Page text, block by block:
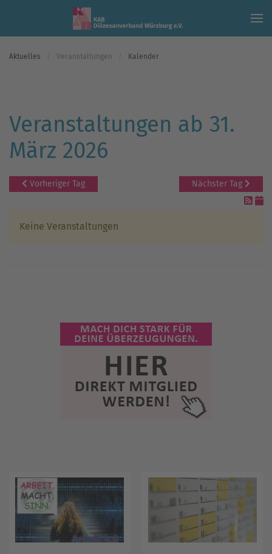
Skip to main content
Aktuelles Veranstaltungen Kalender
Veranstaltungen ab 31.
März 2026
Vorheriger Tag Nächster Tag
Keine Veranstaltungen